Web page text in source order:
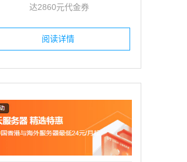
空调远程监测控制方案
温度远程监测控制系统及管控云平台...
达2860元代金券
阅读详情